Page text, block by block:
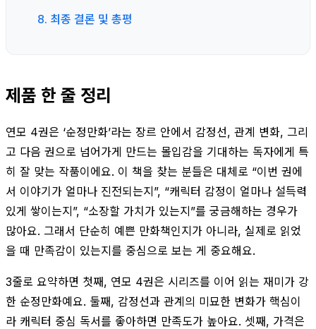
8. 최종 결론 및 총평
제품 한 줄 정리
연모 4권은 ‘순정만화’라는 장르 안에서 감정선, 관계 변화, 그리
고 다음 권으로 넘어가게 만드는 몰입감을 기대하는 독자에게 특
히 잘 맞는 작품이에요. 이 책을 찾는 분들은 대체로 “이번 권에
서 이야기가 얼마나 진전되는지”, “캐릭터 감정이 얼마나 설득력
있게 쌓이는지”, “소장할 가치가 있는지”를 궁금해하는 경우가
많아요. 그래서 단순히 예쁜 만화책인지가 아니라, 실제로 읽었
을 때 만족감이 있는지를 중심으로 보는 게 중요해요.
3줄로 요약하면 첫째, 연모 4권은 시리즈를 이어 읽는 재미가 강
한 순정만화예요. 둘째, 감정선과 관계의 미묘한 변화가 핵심이
라 캐릭터 중심 독서를 좋아하면 만족도가 높아요. 셋째, 가격은